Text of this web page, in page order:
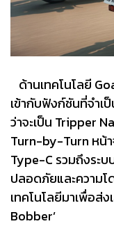
ด้านเทคโนโลยี
เข้ากับฟังก์ชันที่จำเ
ว่าจะเป็น Tripper
Turn-by-Turn หน้า
Type-C รวมถึงระ
ปลอดภัยและความโ
เทคโนโลยีมาเพื่อส่
Bobber’